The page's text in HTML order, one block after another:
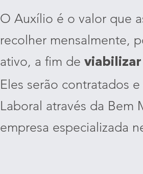
O Auxílio é o valor que
recolher mensalmente,
ativo, a fim de
Eles serão contratados
Laboral através da Bem
empresa especializada